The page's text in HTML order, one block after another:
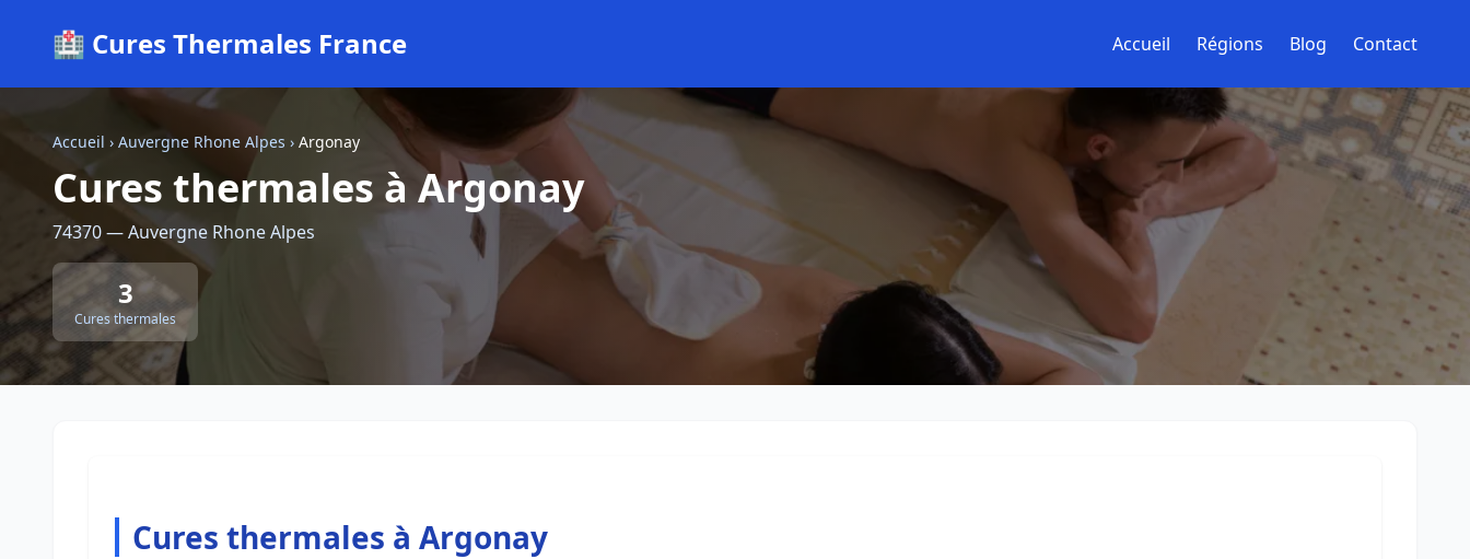
🏥 Cures Thermales France Accueil Régions Blog Contact
Accueil › Auvergne Rhone Alpes › Argonay
Cures thermales à Argonay
74370 — Auvergne Rhone Alpes
3
Cures thermales
Cures thermales à Argonay